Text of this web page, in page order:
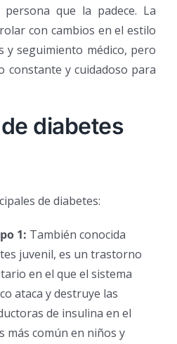
que la padece. La
con cambios en el estilo
y seguimiento médico, pero
constante y cuidadoso para
diabetes
de diabetes:
1: También conocida
juvenil, es un trastorno
en el que el sistema
ataca y destruye las
de insulina en el
más común en niños y